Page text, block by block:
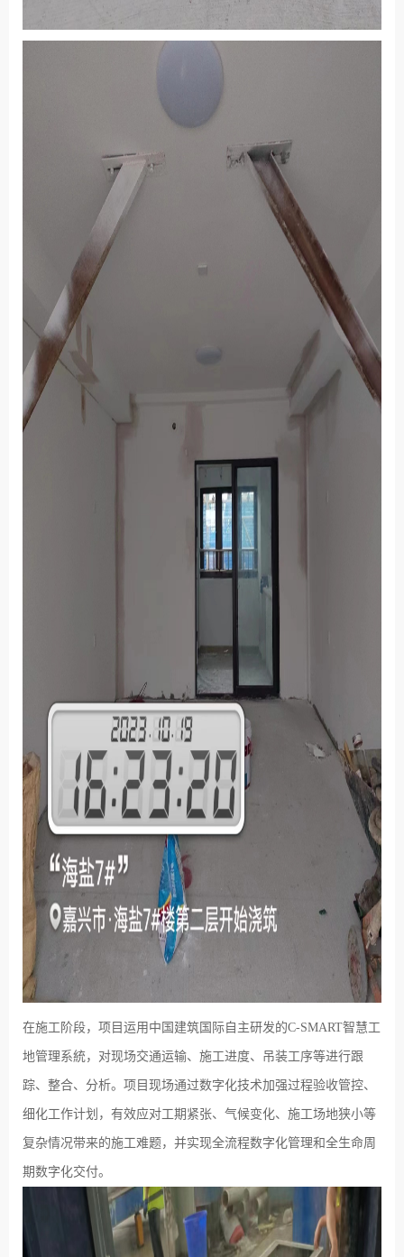
在施工阶段，项目运用中国建筑国际自主研发的C-SMART智慧工
地管理系統，对现场交通运输、施工进度、吊装工序等进行跟
踪、整合、分析。项目现场通过数字化技术加强过程验收管控、
细化工作计划，有效应对工期紧张、气候变化、施工场地狭小等
复杂情况带来的施工难题，并实现全流程数字化管理和全生命周
期数字化交付。